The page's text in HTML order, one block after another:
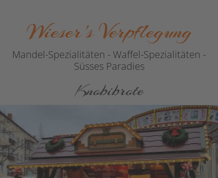
Wieser's Verpflegung
Mandel-Spezialitäten - Waffel-Spezialitäten -
Süsses Paradies
Knobibrote